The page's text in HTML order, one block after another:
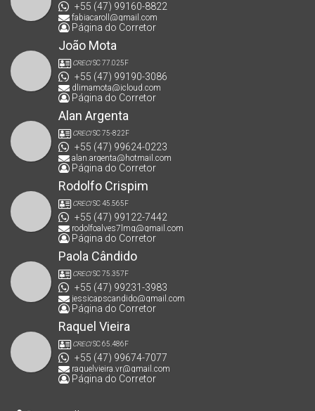
+55 (47) 99160-8822
fabiacaroll@gmail.com
Página do Corretor
João Mota
CRECISC 77.025F
+55 (47) 99190-3086
dlimamota@icloud.com
Página do Corretor
Alan Argenta
CRECISC 75-822F
+55 (47) 99624-0223
alan.argenta@hotmail.com
Página do Corretor
Rodolfo Crispim
CRECISC 45.565F
+55 (47) 99122-7442
rodolfoalves7lmg@gmail.com
Página do Corretor
Paola Cândido
CRECISC 75.357F
+55 (47) 99231-3983
jessicapscandido@gmail.com
Página do Corretor
Raquel Vieira
CRECISC 65.486F
+55 (47) 99674-7077
raquelvieira.vr@gmail.com
Página do Corretor